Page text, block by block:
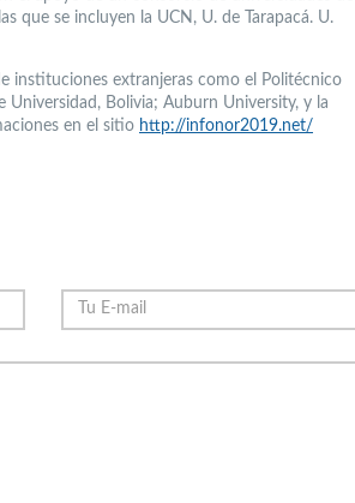
que se incluyen la UCN, U. de Tarapacá. U.
instituciones extranjeras como el Politécnico
Universidad, Bolivia; Auburn University, y la
en el sitio http://infonor2019.net/